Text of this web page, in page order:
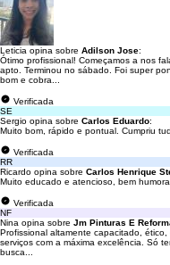
Leticia opina sobre Adilson Jose:
Ótimo profissional! Começamos a nos
apto. Terminou no sábado. Foi super
bom e cobra...
Verificada
SE
Sergio opina sobre Carlos Eduardo:
Muito bom, rápido e pontual. Cumpriu
Verificada
RR
Ricardo opina sobre Carlos Henrique
Muito educado e atencioso, bem
Verificada
NF
Nina opina sobre Jm Pinturas E
Profissional altamente capacitado,
serviços com a máxima excelência. Só
busca...